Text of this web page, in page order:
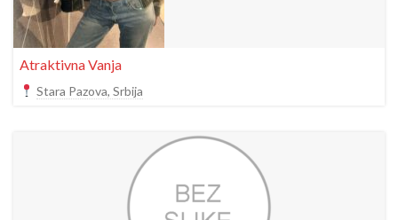
Atraktivna Vanja
Stara Pazova, Srbija